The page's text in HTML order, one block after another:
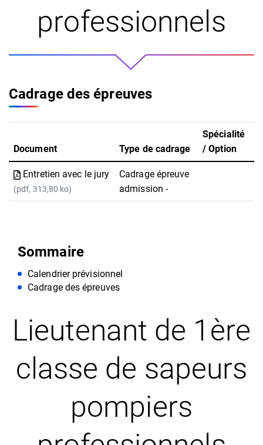
professionnels
Cadrage des épreuves
Document Type de cadrage
Spécialité
/ Option
Entretien avec le jury
(pdf, 313,80 ko)
Cadrage épreuve
admission -
Sommaire
Calendrier prévisionnel
Cadrage des épreuves
Lieutenant de 1ère
classe de sapeurs
pompiers